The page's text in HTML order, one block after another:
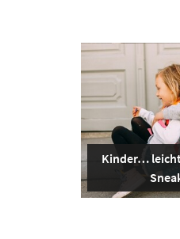
Kinder…